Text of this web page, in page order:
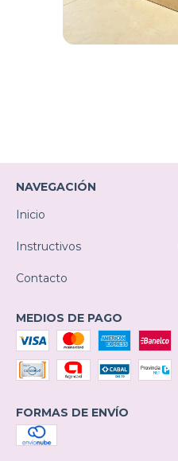
NAVEGACIÓN
Inicio
Instructivos
Contacto
MEDIOS DE PAGO
FORMAS DE ENVÍO